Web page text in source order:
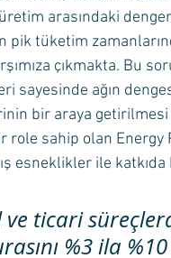
arasındaki
pik tüketim
çıkmakta. Bu
sayesinde ağın
bir araya
role sahip olan
esneklikler ile katkıda
ve ticari
%3 ila